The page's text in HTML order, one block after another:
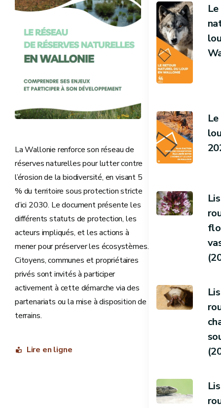
La Wallonie renforce son réseau de
réserves naturelles pour lutter contre
l’érosion de la biodiversité, en visant 5
% du territoire sous protection stricte
d’ici 2030. Le document présente les
différents statuts de protection, les
acteurs impliqués, et les actions à
mener pour préserver les écosystèmes.
Citoyens, communes et propriétaires
privés sont invités à participer
activement à cette démarche via des
partenariats ou la mise à disposition de
terrains.
Lire en ligne